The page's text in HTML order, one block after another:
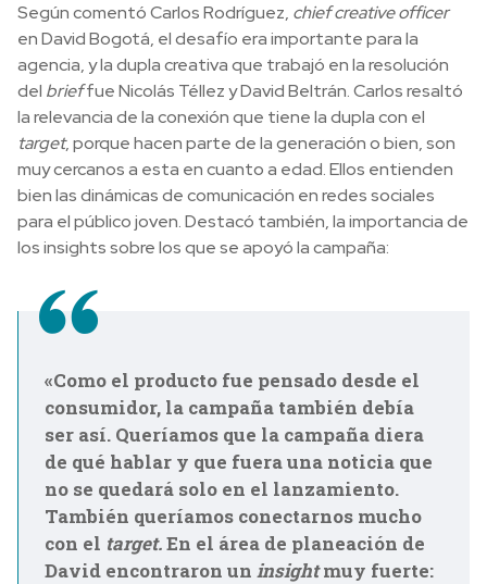
Según comentó Carlos Rodríguez, chief creative officer
en David Bogotá, el desafío era importante para la
agencia, y la dupla creativa que trabajó en la resolución
del brieffue Nicolás Téllez y David Beltrán. Carlos resaltó
la relevancia de la conexión que tiene la dupla con el
target, porque hacen parte de la generación o bien, son
muy cercanos a esta en cuanto a edad. Ellos entienden
bien las dinámicas de comunicación en redes sociales
para el público joven. Destacó también, la importancia de
los insights sobre los que se apoyó la campaña:
«Como el producto fue pensado desde el
consumidor, la campaña también debía
ser así. Queríamos que la campaña diera
de qué hablar y que fuera una noticia que
no se quedará solo en el lanzamiento.
También queríamos conectarnos mucho
con el target.En el área de planeación de
David encontraron un insightmuy fuerte: